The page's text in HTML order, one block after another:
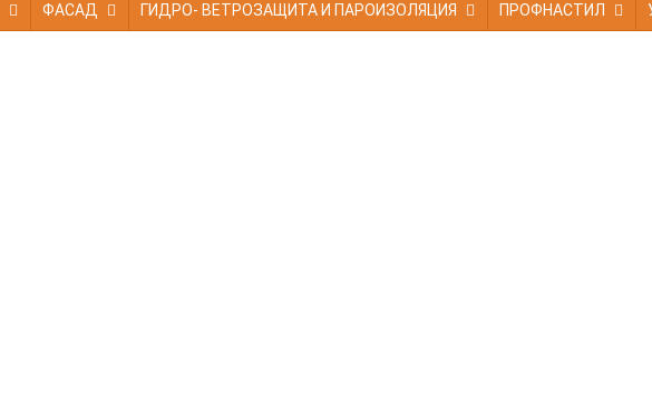
ФАСАД ГИДРО- ВЕТРОЗАЩИТА И ПАРОИЗОЛЯЦИЯ ПРОФНАСТИЛ